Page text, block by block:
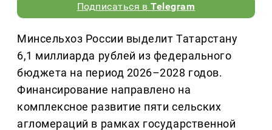
Подписаться вTelegram
Минсельхоз России выделит Татарстану
6,1 миллиарда рублей из федерального
бюджета на период 2026–2028 годов.
Финансирование направлено на
комплексное развитие пяти сельских
агломераций в рамках государственной